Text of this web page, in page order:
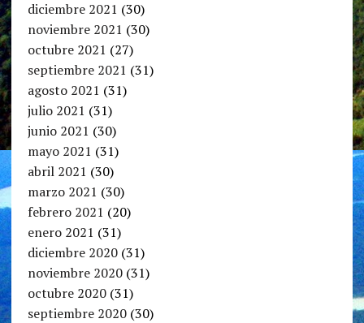
diciembre 2021 (30)
noviembre 2021 (30)
octubre 2021 (27)
septiembre 2021 (31)
agosto 2021 (31)
julio 2021 (31)
junio 2021 (30)
mayo 2021 (31)
abril 2021 (30)
marzo 2021 (30)
febrero 2021 (20)
enero 2021 (31)
diciembre 2020(31)
noviembre 2020(31)
octubre 2020(31)
septiembre 2020(30)